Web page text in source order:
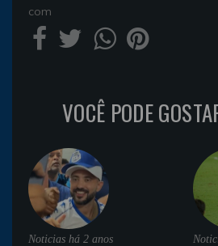
com
VOCÊ PODE
Noticias há 2 anos